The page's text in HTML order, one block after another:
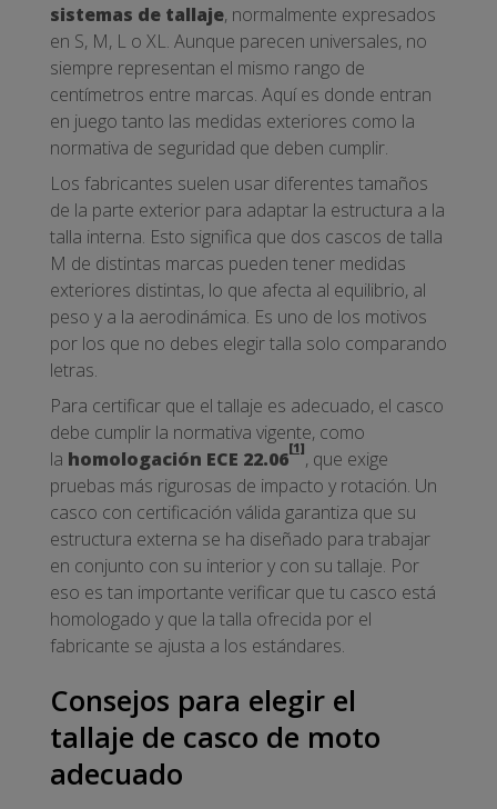
sistemas de tallaje, normalmente expresados
en S, M, L o XL. Aunque parecen universales, no
siempre representan el mismo rango de
centímetros entre marcas. Aquí es donde entran
en juego tanto las medidas exteriores como la
normativa de seguridad que deben cumplir.
Los fabricantes suelen usar diferentes tamaños
de la parte exterior para adaptar la estructura a la
talla interna. Esto significa que dos cascos de talla
M de distintas marcas pueden tener medidas
exteriores distintas, lo que afecta al equilibrio, al
peso y a la aerodinámica. Es uno de los motivos
por los que no debes elegir talla solo comparando
letras.
Para certificar que el tallaje es adecuado, el casco
debe cumplir la normativa vigente, como
la homologación ECE 22.06[1], que exige
pruebas más rigurosas de impacto y rotación. Un
casco con certificación válida garantiza que su
estructura externa se ha diseñado para trabajar
en conjunto con su interior y con su tallaje. Por
eso es tan importante verificar que tu casco está
homologado y que la talla ofrecida por el
fabricante se ajusta a los estándares.
Consejos para elegir el
tallaje de casco de moto
adecuado